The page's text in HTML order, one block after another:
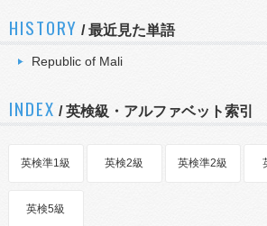
HISTORY /最近見た単語
Republic of Mali
INDEX / 英検級・アルファベット索引
英検準1級 英検2級 英検準2級
英検5級